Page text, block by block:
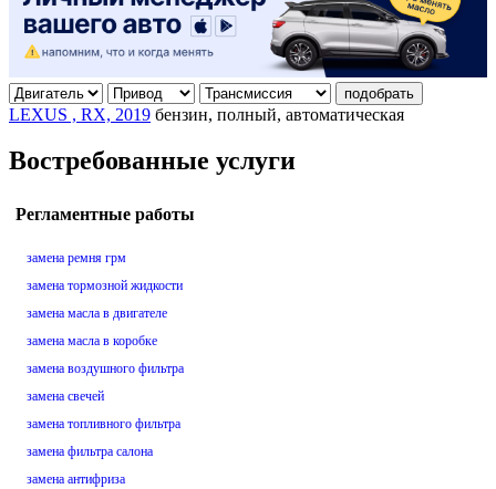
подобрать
LEXUS , RX, 2019 бензин, полный, автоматическая
Востребованные услуги
Регламентные работы
замена ремня грм
замена тормозной жидкости
замена масла в двигателе
замена масла в коробке
замена воздушного фильтра
замена свечей
замена топливного фильтра
замена фильтра салона
замена антифриза